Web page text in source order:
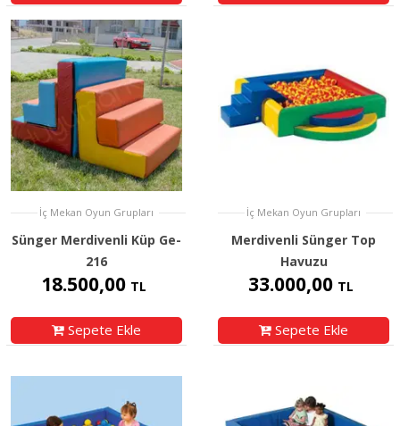
İç Mekan Oyun Grupları
Sünger Merdivenli Küp Ge-
216
18.500,00 TL
Sepete Ekle
İç Mekan Oyun Grupları
Merdivenli Sünger Top
Havuzu
33.000,00 TL
Sepete Ekle